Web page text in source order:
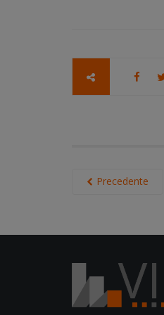
Precedente